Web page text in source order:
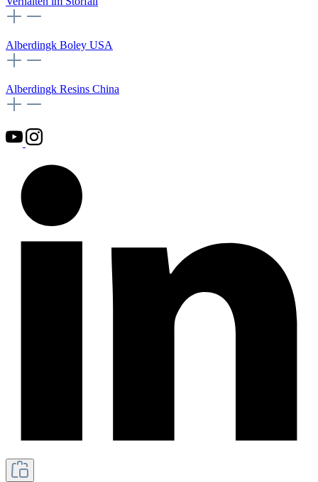
Alberdingk Boley USA
Alberdingk Resins China